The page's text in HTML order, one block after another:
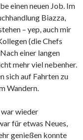
einen neuen Job. Im
Biazza,
– yep, auch mir
(die Chefs
einer langen
mehr viel nebenher.
sich auf Fahrten zu
Wandern.
war wieder
für etwas Neues,
genießen konnte